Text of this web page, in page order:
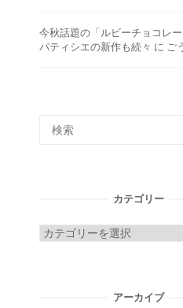
今秋話題の「ルビーチョコレ
パティシエの新作も続々 に ご
カテゴリー
カ
アーカイブ